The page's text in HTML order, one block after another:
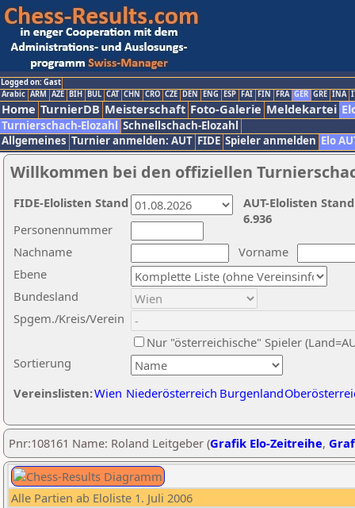
Logged on: Gast
Arabic ARM AZE BIH BUL CAT CHN CRO CZE DEN ENG ESP FAI FIN FRA GER GRE INA
Home TurnierDB Meisterschaft Foto-Galerie Meldekartei
Turnierschach-Elozahl Schnellschach-Elozahl
Allgemeines Turnier anmelden: AUT FIDE Spieler anmelden Elo
Willkommen bei den offiziellen
Nachname
Vorname
Ebene
Sortierung
Personennummer
Bundesland
Spgem./Kreis/Verein
Nur "österreichische" Spieler
Vereinslisten:Wien Niederösterreich Burgenland
AUT-Elolisten
6.936
FIDE-Elolisten Stand
Pnr:108161 Name: Roland Leitgeber (Grafik Elo-Zeitreihe,
Alle Partien ab Eloliste 1. Juli 2006